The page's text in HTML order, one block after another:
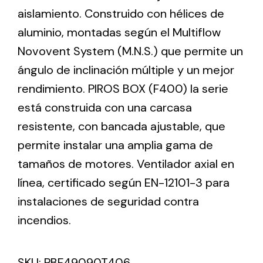
Ventilation
The incorporation of Novovent into the group
meant a greater offer of ventilation products for
different uses
Iluminación Solar
Variedad de soluciones solares para todo tipo
de necesidades.
aislamiento. Construido con hélices de
aluminio, montadas según el Multiflow
Novovent System (M.N.S.) que permite un
ángulo de inclinación múltiple y un mejor
rendimiento. PIROS BOX (F400) la serie
está construida con una carcasa
resistente, con bancada ajustable, que
permite instalar una amplia gama de
tamaños de motores. Ventilador axial en
línea, certificado según EN-12101-3 para
instalaciones de seguridad contra
incendios.